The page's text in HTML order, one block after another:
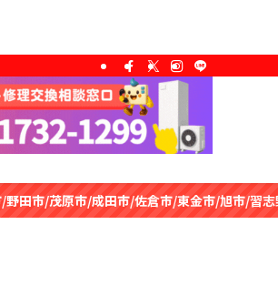
/佐倉市/東金市/旭市/習志野市/柏市/勝浦